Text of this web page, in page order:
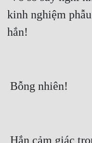
kinh nghiệm
hắn!
Bỗng nhiên!